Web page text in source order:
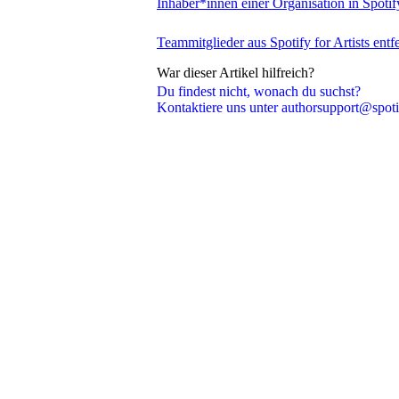
Du findest nicht, wonach du suchst?
Kontaktiere uns unter
Teammitglieder aus Spotify for Artists
War dieser Artikel hilfreich?